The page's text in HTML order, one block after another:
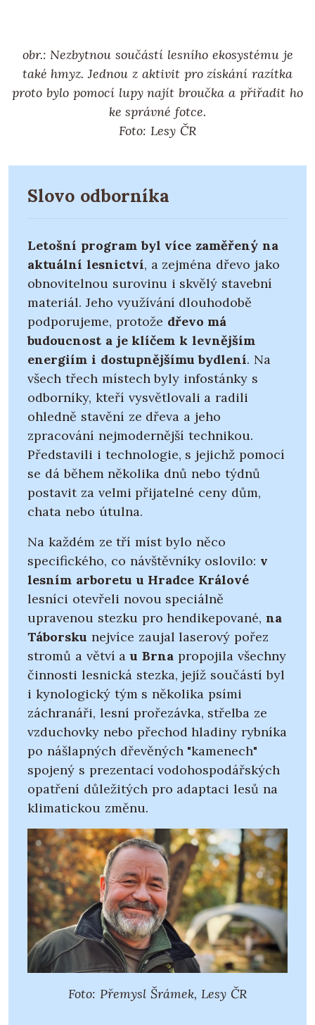
obr.: Nezbytnou součástí lesního ekosystému je
také hmyz. Jednou z aktivit pro získání razítka
proto bylo pomocí lupy najít broučka a přiřadit ho
ke správné fotce.
Foto: Lesy ČR
Slovo odborníka
Letošní program byl více zaměřený na
aktuální lesnictví, a zejména dřevo jako
obnovitelnou surovinu i skvělý stavební
materiál. Jeho využívání dlouhodobě
podporujeme, protože dřevo má
budoucnost a je klíčem k levnějším
energiím i dostupnějšímu bydlení. Na
všech třech místech byly infostánky s
odborníky, kteří vysvětlovali a radili
ohledně stavění ze dřeva a jeho
zpracování nejmodernější technikou.
Představili i technologie, s jejichž pomocí
se dá během několika dnů nebo týdnů
postavit za velmi přijatelné ceny dům,
chata nebo útulna.
Na každém ze tří míst bylo něco
specifického, co návštěvníky oslovilo: v
lesním arboretu u Hradce Králové
lesníci otevřeli novou speciálně
upravenou stezku pro hendikepované,na
Táborsku nejvíce zaujal laserový pořez
stromů a větví au Brna propojila všechny
činnosti lesnická stezka, jejíž součástí byl
i kynologický tým s několika psími
záchranáři, lesní prořezávka, střelba ze
vzduchovky nebo přechod hladiny rybníka
po nášlapných dřevěných "kamenech"
spojený s prezentací vodohospodářských
opatření důležitých pro adaptaci lesů na
klimatickou změnu.
Foto: Přemysl Šrámek, Lesy ČR